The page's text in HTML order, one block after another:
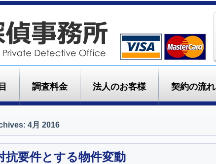
調査料金 法人のお客様 契約の流れ
4月 2016
抗要件とする物件変動